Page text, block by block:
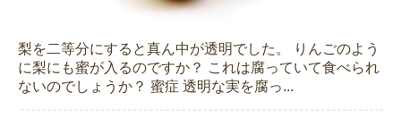
梨を二等分にすると真ん中が透明でした。 りんごのよう
に梨にも蜜が入るのですか？ これは腐っていて食べられ
ないのでしょうか？ 蜜症 透明な実を腐っ...